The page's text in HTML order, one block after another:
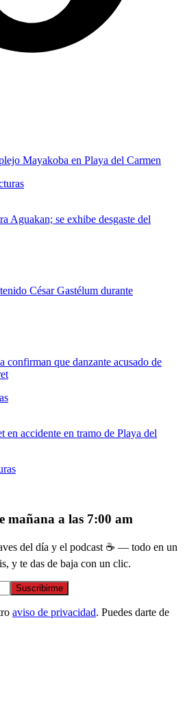
Mayakoba en Playa del Carmen
Aguakan; se exhibe desgaste del
César Gastélum durante
confirman que danzante acusado de
en accidente en tramo de Playa del
mañana a las 7:00 am
del día y el podcast ☕ — todo en un
y te das de baja con un clic.
Suscribirme
aviso de privacidad. Puedes darte de